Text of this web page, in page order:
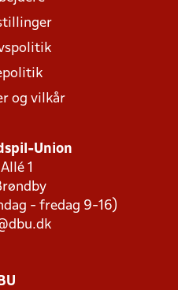
og vilkår
Union
1
- fredag 9-16)